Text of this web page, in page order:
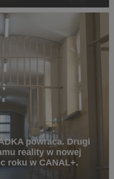
powraca. Drugi
reality w nowej
roku w CANAL+.